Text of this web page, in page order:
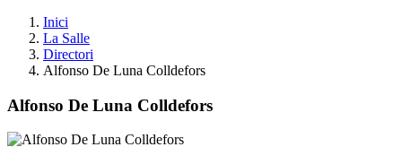
Inici
La Salle
Directori
Alfonso De Luna Colldefors
Alfonso De Luna Colldefors